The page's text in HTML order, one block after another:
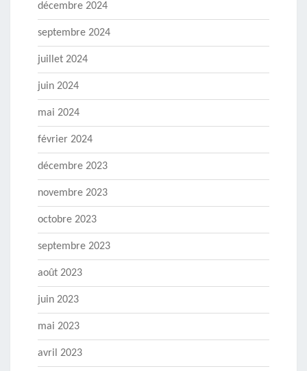
décembre 2024
septembre 2024
juillet 2024
juin 2024
mai 2024
février 2024
décembre 2023
novembre 2023
octobre 2023
septembre 2023
août 2023
juin 2023
mai 2023
avril 2023